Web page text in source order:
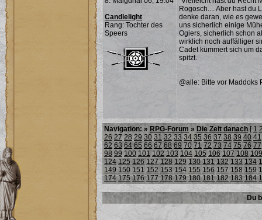
Candlelight
Rang: Tochter des
Speers
Rogosch.... Aber hast du
denke daran, wie es
uns sicherlich einige
Ogiers, sicherlich schon
wirklich noch auffälliger
Cadet kümmert sich um
spitzt.
@alle: Bitte vor Maddoks
Navigation: » RPG-Forum » Die Zeit danach [1
26 27 28 29 30 31 32 33 34 35 36 37 38 39 40 41
62 63 64 65 66 67 68 69 70 71 72 73 74 75 76 77
98 99 100 101 102 103 104 105 106 107 108 109
124 125 126 127 128 129 130 131 132 133 134
149 150 151 152 153 154 155 156 157 158 159
174 175 176 177 178 179 180 181 182 183 184
Du